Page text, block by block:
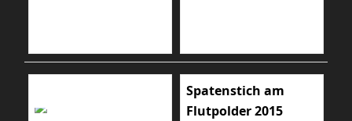
Spatenstich am
Flutpolder 2015